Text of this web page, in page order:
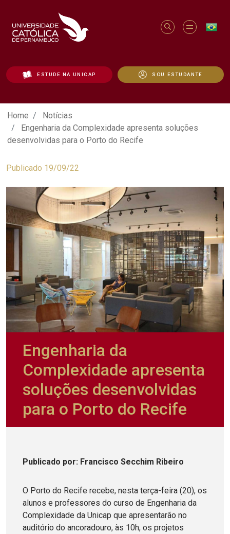
ESTUDE NA UNICAP SOU ESTUDANTE
Engenharia da Complexidade
Home
Notícias
Engenharia da Complexidade apresenta soluções
desenvolvidas para o Porto do Recife
Publicado 19/09/22
Engenharia da
Complexidade apresenta
soluções desenvolvidas
para o Porto do Recife
Publicado por: Francisco Secchim Ribeiro
O Porto do Recife recebe, nesta terça-feira (20), os
alunos e professores do curso de Engenharia da
Complexidade da Unicap que apresentarão no
auditório do ancoradouro, às 10h, os projetos